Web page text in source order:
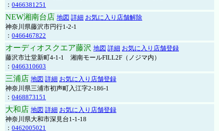
： 0466381251
NEW湘南台店 地図 詳細 お気に入り店舗解除
神奈川県藤沢市円行1-2-1
： 0466467822
オーディオスクエア藤沢 地図 詳細 お気に入り店舗登録
藤沢市辻堂新町4-1-1 湘南モールFILL2F（ノジマ内）
： 0466310603
三浦店 地図 詳細 お気に入り店舗登録
神奈川県三浦市初声町入江字2-186-1
： 0468873151
大和店 地図 詳細 お気に入り店舗登録
神奈川県大和市深見台1-1-18
： 0462005021